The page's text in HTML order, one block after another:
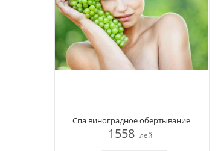
Спа виноградное обертывание
1558 лей